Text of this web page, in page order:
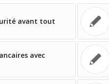
avant tout
avec